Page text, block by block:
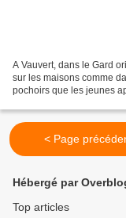
A Vauvert, dans le Gard
sur les maisons comme
pochoirs que les jeunes
< Page
Hébergé par
Top articles